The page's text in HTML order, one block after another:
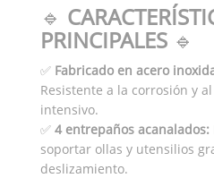
🔹
PRINCIPALES 🔹
✅ Fabricado en acero
Resistente a la corrosión y
intensivo.
✅ 4 entrepaños acanalados:
soportar ollas y utensilios
deslizamiento.